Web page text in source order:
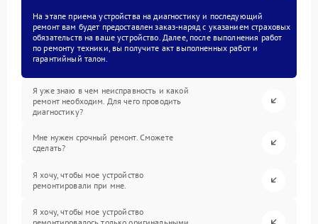
На этапе приема устройства на диагностику и последующий
ремонт вам будет предоставлен заказ-наряд с указанием страховых
обязательств на ваше устройство. Далее, после выполнения работ
по ремонту техники, вы получите акт выполненных работ и
гарантийный талон.
Я уже знаю в чем неисправность и какой
ремонт необходим. Для чего проводить
диагностику?
Мне нужен срочный ремонт. Сможете
сделать?
Я хочу, чтобы мое устройство
ремонтировали при мне.
Я хочу, чтобы мое устройство